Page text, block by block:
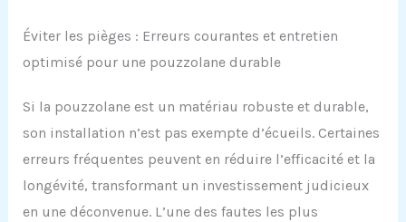
Éviter les pièges : Erreurs courantes et entretien
optimisé pour une pouzzolane durable
Si la pouzzolane est un matériau robuste et durable,
son installation n’est pas exempte d’écueils. Certaines
erreurs fréquentes peuvent en réduire l’efficacité et la
longévité, transformant un investissement judicieux
en une déconvenue. L’une des fautes les plus